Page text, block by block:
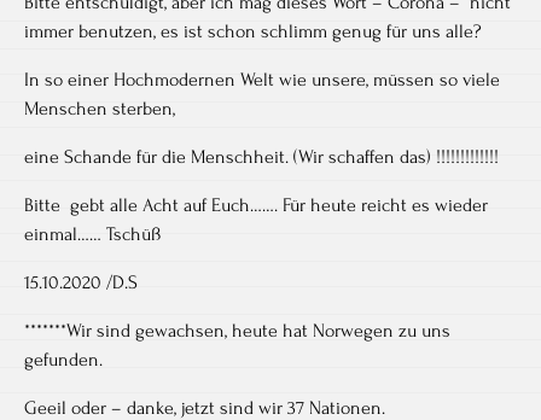
immer benutzen, es ist schon schlimm genug für uns alle?
In so einer Hochmodernen Welt wie unsere, müssen so viele
Menschen sterben,
eine Schande für die Menschheit. (Wir schaffen das) !!!!!!!!!!!!!
Bitte gebt alle Acht auf Euch……. Für heute reicht es wieder
einmal…… Tschüß
15.10.2020 /D.S
*******Wir sind gewachsen, heute hat Norwegen zu uns
gefunden.
Geeil oder – danke, jetzt sind wir 37 Nationen.